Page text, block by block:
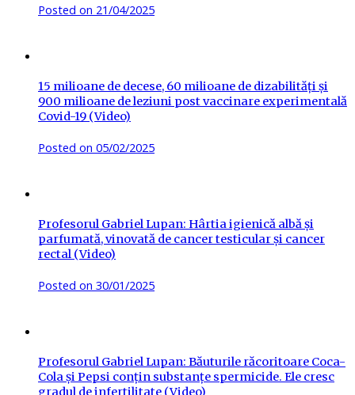
Posted on 21/04/2025
15 milioane de decese, 60 milioane de dizabilități și
900 milioane de leziuni post vaccinare experimentală
Covid-19 (Video)
Posted on 05/02/2025
Profesorul Gabriel Lupan: Hârtia igienică albă și
parfumată, vinovată de cancer testicular și cancer
rectal (Video)
Posted on 30/01/2025
Profesorul Gabriel Lupan: Băuturile răcoritoare Coca-
Cola și Pepsi conțin substanțe spermicide. Ele cresc
gradul de infertilitate (Video)